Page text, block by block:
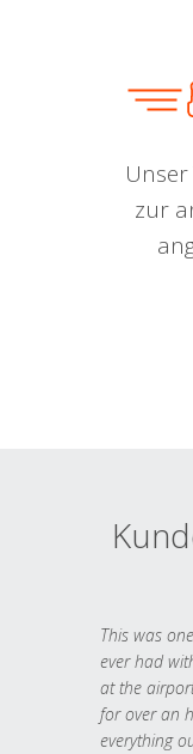
zur
This was
ever had
at the
for over an
everything